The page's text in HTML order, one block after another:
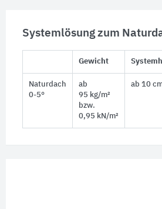
Systemlösung zum
Gewicht
Naturdach
0-5°
ab
95 kg/m²
bzw.
0,95 kN/m²
ab 10